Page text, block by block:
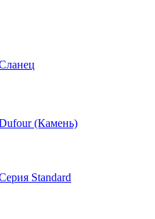
(Камень)
Standard